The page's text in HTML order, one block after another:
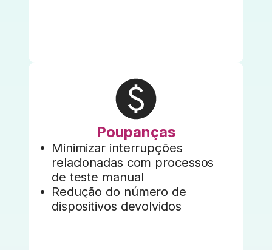
Poupanças
Minimizar interrupções
relacionadas com processos
de teste manual
Redução do número de
dispositivos devolvidos